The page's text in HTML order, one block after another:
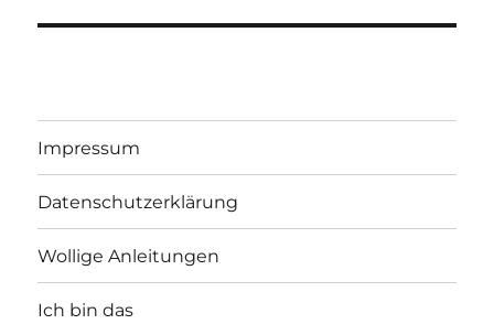
Impressum
Datenschutzerklärung
Wollige Anleitungen
Ich bin das